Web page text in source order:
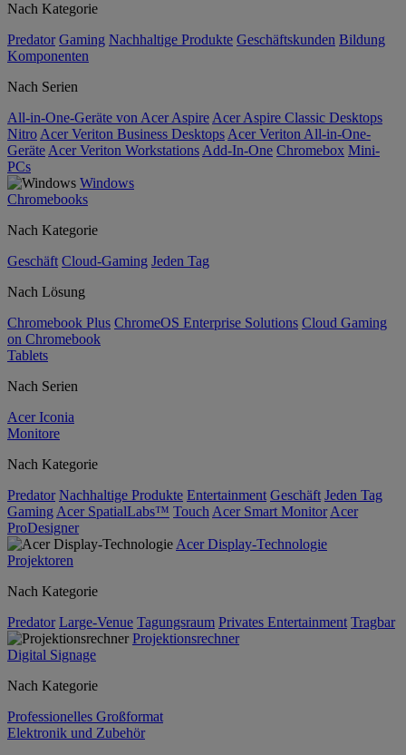
Nach Kategorie
Predator Gaming Nachhaltige Produkte Geschäftskunden Bildung
Komponenten
Nach Serien
All-in-One-Geräte von Acer Aspire Acer Aspire Classic Desktops
Nitro Acer Veriton Business Desktops Acer Veriton All-in-One-
Geräte Acer Veriton Workstations Add-In-One Chromebox Mini-
PCs
Windows
Chromebooks
Nach Kategorie
Geschäft Cloud-Gaming Jeden Tag
Nach Lösung
Chromebook Plus ChromeOS Enterprise Solutions Cloud Gaming
on Chromebook
Tablets
Nach Serien
Acer Iconia
Monitore
Nach Kategorie
Predator Nachhaltige Produkte Entertainment Geschäft Jeden Tag
Gaming Acer SpatialLabs™ Touch Acer Smart Monitor Acer
ProDesigner
Acer Display-Technologie
Projektoren
Nach Kategorie
Predator Large-Venue Tagungsraum Privates Entertainment Tragbar
Projektionsrechner
Digital Signage
Nach Kategorie
Professionelles Großformat
Elektronik und Zubehör